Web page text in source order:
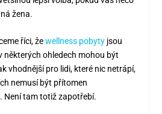
žena.
říci, žewellness pobyty jsou
některých ohledech mohou být
vhodnější pro lidi, které nic netrápí,
nemusí být přítomen
Není tam totiž zapotřebí.